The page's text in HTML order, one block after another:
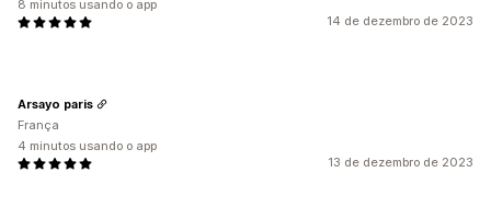
14 de dezembro de 2023
8 minutos usando o app
13 de dezembro de 2023
Arsayo paris
França
4 minutos usando o app